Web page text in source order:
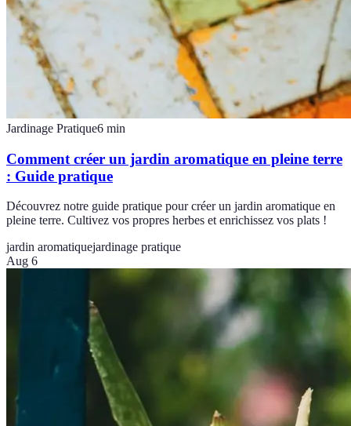
Jardinage Pratique6 min
Comment créer un jardin aromatique en pleine terre
: Guide pratique
Découvrez notre guide pratique pour créer un jardin aromatique en
pleine terre. Cultivez vos propres herbes et enrichissez vos plats !
jardin aromatiquejardinage pratique
Aug 6